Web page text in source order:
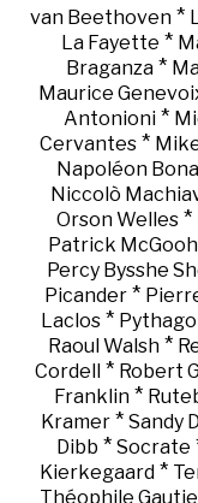
van Beethoven *
La Fayette *
Braganza*
Maurice
Antonioni*
Cervantes *
Napoléon
Niccolò
Orson Welles*
Patrick
Percy Bysshe
Picander *
Laclos*
Raoul Walsh*
Cordell * Robert
Franklin*
Kramer * Sandy
Dibb * Socrate
Kierkegaard*
Théophile